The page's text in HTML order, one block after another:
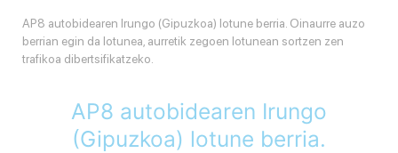
AP8 autobidearen Irungo (Gipuzkoa) lotune berria. Oinaurre auzo
berrian egin da lotunea, aurretik zegoen lotunean sortzen zen
trafikoa dibertsifikatzeko.
AP8 autobidearen Irungo
(Gipuzkoa) lotune berria.